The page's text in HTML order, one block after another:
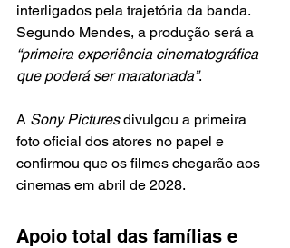
interligados pela trajetória da banda.
Segundo Mendes, a produção será a
“primeira experiência cinematográfica
que poderá ser maratonada”.
A Sony Pictures divulgou a primeira
foto oficial dos atores no papel e
confirmou que os filmes chegarão aos
cinemas em abril de 2028.
Apoio total das famílias e